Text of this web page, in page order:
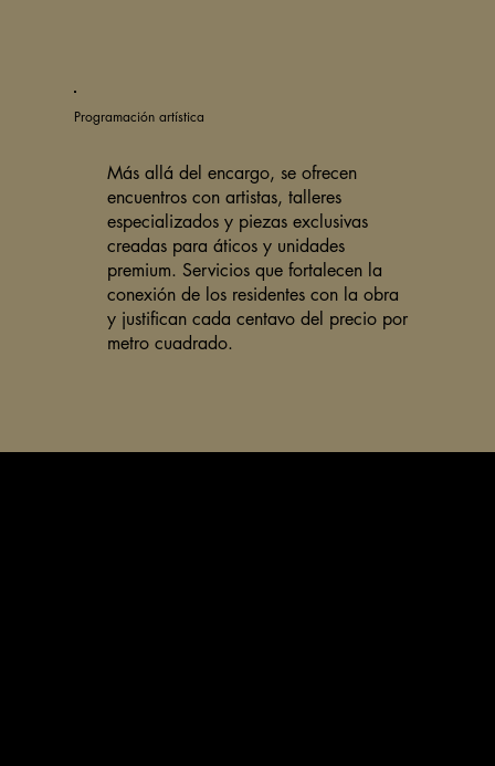
Programación artística
Más allá del encargo, se ofrecen
encuentros con artistas, talleres
especializados y piezas exclusivas
creadas para áticos y unidades
premium. Servicios que fortalecen la
conexión de los residentes con la obra
y justifican cada centavo del precio por
metro cuadrado.